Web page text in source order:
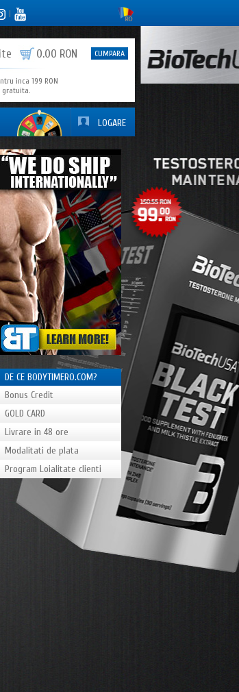
|
0.00 RON CUMPARA
inca 199 RON
gratuita.
LOGARE
DE CE BODYTIMERO.COM?
Bonus Credit
GOLD CARD
Livrare in 48 ore
Modalitati de plata
Program Loialitate clienti